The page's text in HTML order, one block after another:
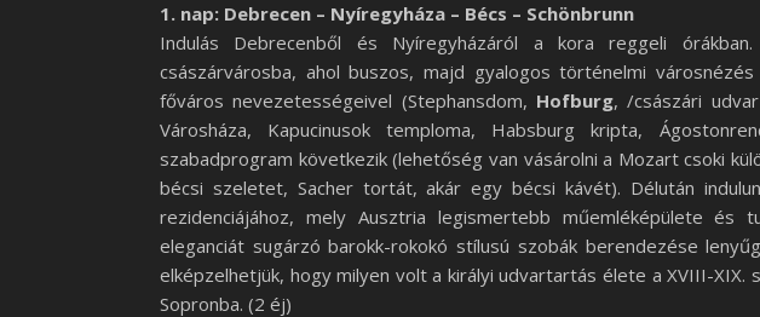
1. nap: Debrecen – Nyíregyháza – Bécs – Schönbrunn
Indulás Debrecenből és Nyíregyházáról a kora reggeli
császárvárosba, ahol buszos, majd gyalogos történelmi
főváros nevezetességeivel (Stephansdom, Hofburg, /császári
Városháza, Kapucinusok temploma, Habsburg kripta,
szabadprogram következik (lehetőség van vásárolni a Mozart csoki
bécsi szeletet, Sacher tortát, akár egy bécsi kávét). Délután
rezidenciájához, mely Ausztria legismertebb műemléképülete és
eleganciát sugárzó barokk-rokokó stílusú szobák berendezése
elképzelhetjük, hogy milyen volt a királyi udvartartás élete a XVIII-XIX.
Sopronba. (2 éj)